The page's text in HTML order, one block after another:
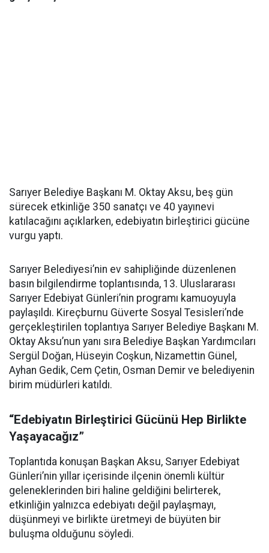
Sarıyer Belediye Başkanı M. Oktay Aksu, beş gün
sürecek etkinliğe 350 sanatçı ve 40 yayınevi
katılacağını açıklarken, edebiyatın birleştirici gücüne
vurgu yaptı.
Sarıyer Belediyesi’nin ev sahipliğinde düzenlenen
basın bilgilendirme toplantısında, 13. Uluslararası
Sarıyer Edebiyat Günleri’nin programı kamuoyuyla
paylaşıldı. Kireçburnu Güverte Sosyal Tesisleri’nde
gerçekleştirilen toplantıya Sarıyer Belediye Başkanı M.
Oktay Aksu’nun yanı sıra Belediye Başkan Yardımcıları
Sergül Doğan, Hüseyin Coşkun, Nizamettin Günel,
Ayhan Gedik, Cem Çetin, Osman Demir ve belediyenin
birim müdürleri katıldı.
“Edebiyatın Birleştirici Gücünü Hep Birlikte
Yaşayacağız”
Toplantıda konuşan Başkan Aksu, Sarıyer Edebiyat
Günleri’nin yıllar içerisinde ilçenin önemli kültür
geleneklerinden biri haline geldiğini belirterek,
etkinliğin yalnızca edebiyatı değil paylaşmayı,
düşünmeyi ve birlikte üretmeyi de büyüten bir
buluşma olduğunu söyledi.